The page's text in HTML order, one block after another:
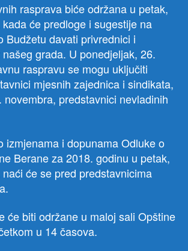
rasprava biće održana u petak,
će predloge i sugestije na
Budžetu davati privrednici i
grada. U ponedjeljak, 26.
raspravu se mogu uključiti
mjesnih zajednica i sindikata,
novembra, predstavnici nevladinih
izmjenama i dopunama Odluke o
Berane za 2018. godinu u petak,
će se pred predstavnicima
će biti održane u maloj sali Opštine
u 14 časova.